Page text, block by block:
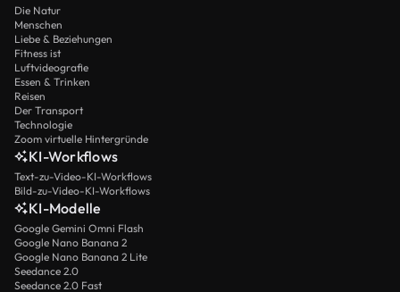
Die Natur
Menschen
Liebe & Beziehungen
Fitness ist
Luftvideografie
Essen & Trinken
Reisen
Der Transport
Technologie
Zoom virtuelle Hintergründe
KI-Workflows
Text-zu-Video-KI-Workflows
Bild-zu-Video-KI-Workflows
KI-Modelle
Google Gemini Omni Flash
Google Nano Banana 2
Google Nano Banana 2 Lite
Seedance 2.0
Seedance 2.0 Fast